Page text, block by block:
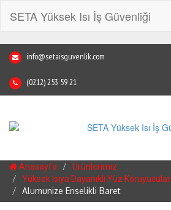
SETA Yüksek Isı İş Güvenliği
info@setaisguvenlik.com
(0212) 253 59 21
Anasayfa
Ürünlerimiz
Yüksek Isıya Dayanıklı Yüz Koruyucular
Alumunize Enselikli Baret